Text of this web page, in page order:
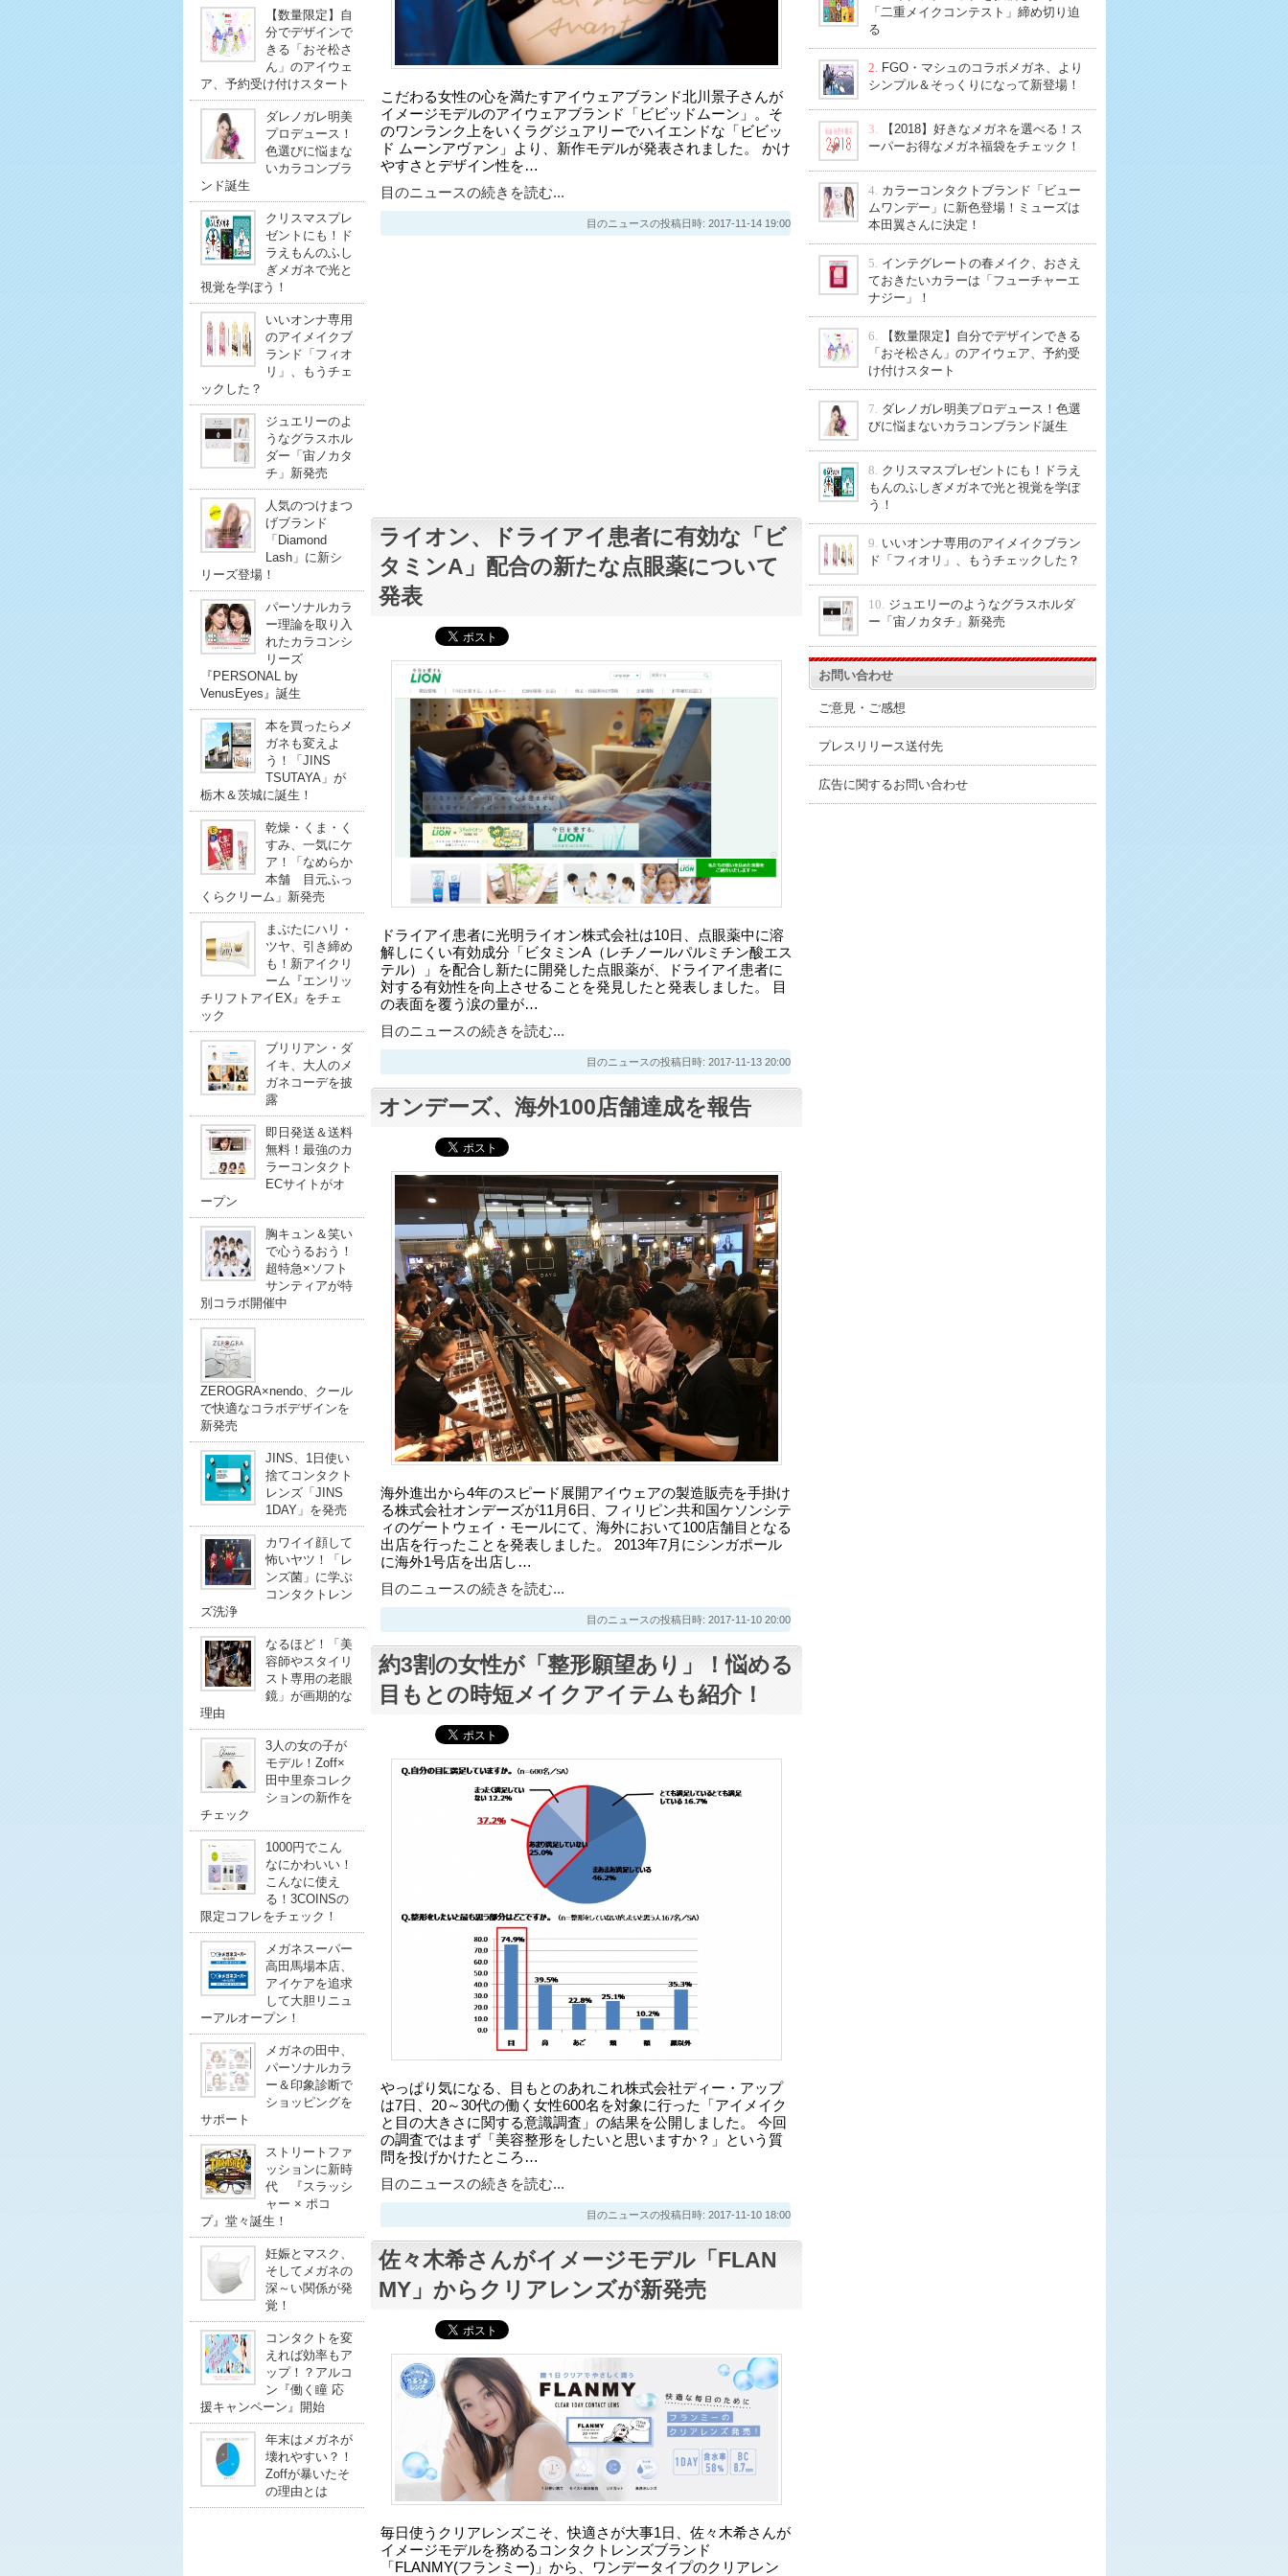
【数量限定】自
分でデザインで
きる「おそ松さ
ん」のアイウェ
ア、予約受け付けスタート
ダレノガレ明美
プロデュース！
色選びに悩まな
いカラコンブラ
ンド誕生
クリスマスプレ
ゼントにも！ド
ラえもんのふし
ぎメガネで光と
視覚を学ぼう！
いいオンナ専用
のアイメイクブ
ランド「フィオ
リ」、もうチェ
ックした？
ジュエリーのよ
うなグラスホル
ダー「宙ノカタ
チ」新発売
人気のつけまつ
げブランド
「Diamond
Lash」に新シ
リーズ登場！
パーソナルカラ
ー理論を取り入
れたカラコンシ
リーズ
『PERSONAL by
VenusEyes』誕生
本を買ったらメ
ガネも変えよ
う！「JINS
TSUTAYA」が
栃木＆茨城に誕生！
乾燥・くま・く
すみ、一気にケ
ア！「なめらか
本舗 目元ふっ
くらクリーム」新発売
まぶたにハリ・
ツヤ、引き締め
も！新アイクリ
ーム『エンリッ
チリフトアイEX』をチェ
ック
ブリリアン・ダ
イキ、大人のメ
ガネコーデを披
露
即日発送＆送料
無料！最強のカ
ラーコンタクト
ECサイトがオ
ープン
胸キュン＆笑い
で心うるおう！
超特急×ソフト
サンティアが特
別コラボ開催中
ZEROGRA×nendo、クール
で快適なコラボデザインを
新発売
JINS、1日使い
捨てコンタクト
レンズ「JINS
1DAY」を発売
カワイイ顔して
怖いヤツ！「レ
ンズ菌」に学ぶ
コンタクトレン
ズ洗浄
なるほど！「美
容師やスタイリ
スト専用の老眼
鏡」が画期的な
理由
3人の女の子が
モデル！Zoff×
田中里奈コレク
ションの新作を
チェック
1000円でこん
なにかわいい！
こんなに使え
る！3COINSの
限定コフレをチェック！
メガネスーパー
高田馬場本店、
アイケアを追求
して大胆リニュ
ーアルオープン！
メガネの田中、
パーソナルカラ
ー＆印象診断で
ショッピングを
サポート
ストリートファ
ッションに新時
代 『スラッシ
ャー × ポコ
プ』堂々誕生！
妊娠とマスク、
そしてメガネの
深～い関係が発
覚！
コンタクトを変
えれば効率もア
ップ！？アルコ
ン『働く瞳 応
援キャンペーン』開始
年末はメガネが
壊れやすい？！
Zoffが暴いたそ
の理由とは
こだわる女性の心を満たすアイウェアブランド北川景子さんが
イメージモデルのアイウェアブランド「ビビッドムーン」。そ
のワンランク上をいくラグジュアリーでハイエンドな「ビビッ
ド ムーンアヴァン」より、新作モデルが発表されました。 かけ
やすさとデザイン性を…
目のニュースの続きを読む...
目のニュースの投稿日時: 2017-11-14 19:00
ライオン、ドライアイ患者に有効な「ビ
タミンA」配合の新たな点眼薬について
発表
ドライアイ患者に光明ライオン株式会社は10日、点眼薬中に溶
解しにくい有効成分「ビタミンA（レチノールパルミチン酸エス
テル）」を配合し新たに開発した点眼薬が、ドライアイ患者に
対する有効性を向上させることを発見したと発表しました。 目
の表面を覆う涙の量が…
目のニュースの続きを読む...
目のニュースの投稿日時: 2017-11-13 20:00
オンデーズ、海外100店舗達成を報告
海外進出から4年のスピード展開アイウェアの製造販売を手掛け
る株式会社オンデーズが11月6日、フィリピン共和国ケソンシテ
ィのゲートウェイ・モールにて、海外において100店舗目となる
出店を行ったことを発表しました。 2013年7月にシンガポール
に海外1号店を出店し…
目のニュースの続きを読む...
目のニュースの投稿日時: 2017-11-10 20:00
約3割の女性が「整形願望あり」！悩める
目もとの時短メイクアイテムも紹介！
やっぱり気になる、目もとのあれこれ株式会社ディー・アップ
は7日、20～30代の働く女性600名を対象に行った「アイメイク
と目の大きさに関する意識調査」の結果を公開しました。 今回
の調査ではまず「美容整形をしたいと思いますか？」という質
問を投げかけたところ…
目のニュースの続きを読む...
目のニュースの投稿日時: 2017-11-10 18:00
佐々木希さんがイメージモデル「FLAN
MY」からクリアレンズが新発売
毎日使うクリアレンズこそ、快適さが大事1日、佐々木希さんが
イメージモデルを務めるコンタクトレンズブランド
「FLANMY(フランミー)」から、ワンデータイプのクリアレン
「二重メイクコンテスト」締め切り迫
る
2. FGO・マシュのコラボメガネ、より
シンプル＆そっくりになって新登場！
3.
【2018】好きなメガネを選べる！ス
ーパーお得なメガネ福袋をチェック！
4. カラーコンタクトブランド「ビュー
ムワンデー」に新色登場！ミューズは
本田翼さんに決定！
5. インテグレートの春メイク、おさえ
ておきたいカラーは「フューチャーエ
ナジー」！
6.
【数量限定】自分でデザインできる
「おそ松さん」のアイウェア、予約受
け付けスタート
7. ダレノガレ明美プロデュース！色選
びに悩まないカラコンブランド誕生
8. クリスマスプレゼントにも！ドラえ
もんのふしぎメガネで光と視覚を学ぼ
う！
9. いいオンナ専用のアイメイクブラン
ド「フィオリ」、もうチェックした？
10. ジュエリーのようなグラスホルダ
ー「宙ノカタチ」新発売
お問い合わせ
ご意見・ご感想
プレスリリース送付先
広告に関するお問い合わせ